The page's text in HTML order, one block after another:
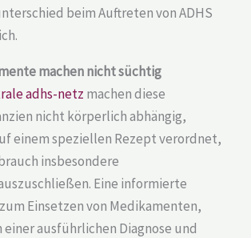
beim Auftreten von ADHS
machen nicht süchtig
adhs-netz machen diese
nicht körperlich abhängig,
einem speziellen Rezept verordnet,
insbesondere
Eine informierte
Einsetzen von Medikamenten,
ausführlichen Diagnose und